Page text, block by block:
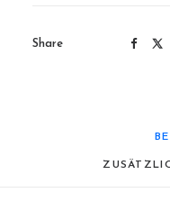
Share